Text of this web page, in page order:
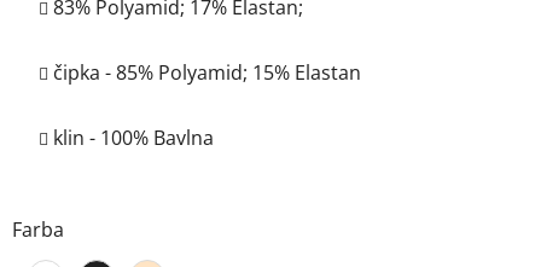
83% Polyamid; 17% Elastan;
čipka - 85% Polyamid; 15% Elastan
klin - 100% Bavlna
Farba